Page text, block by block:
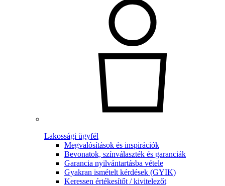
Lakossági ügyfél
Megvalósítások és inspirációk
Bevonatok, színválaszték és garanciák
Garancia nyilvántartásba vétele
Gyakran ismételt kérdések (GYIK)
Keressen értékesítőt / kivitelezőt